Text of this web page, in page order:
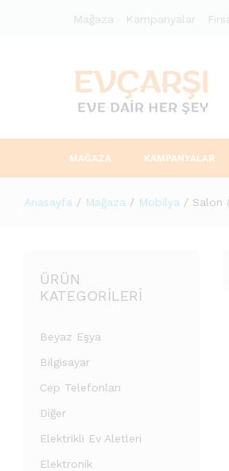
Mağaza Kampanyalar
MAĞAZA KAMPANYALAR
Anasayfa / Mağaza / Mobilya / Salon
ÜRÜN
KATEGORILERI
Beyaz Eşya
Bilgisayar
Cep Telefonları
Diğer
Elektrikli Ev Aletleri
Elektronik